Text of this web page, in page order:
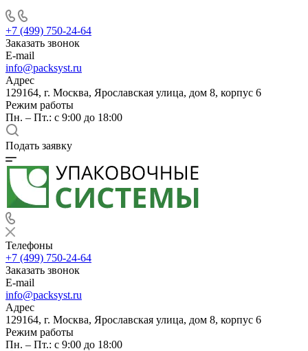
+7 (499) 750-24-64
Заказать звонок
E-mail
info@packsyst.ru
Адрес
129164, г. Москва, Ярославская улица, дом 8, корпус 6
Режим работы
Пн. – Пт.: с 9:00 до 18:00
Подать заявку
Телефоны
+7 (499) 750-24-64
Заказать звонок
E-mail
info@packsyst.ru
Адрес
129164, г. Москва, Ярославская улица, дом 8, корпус 6
Режим работы
Пн. – Пт.: с 9:00 до 18:00